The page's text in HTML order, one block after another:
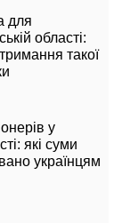
для
області:
такої
у
які суми
українцям